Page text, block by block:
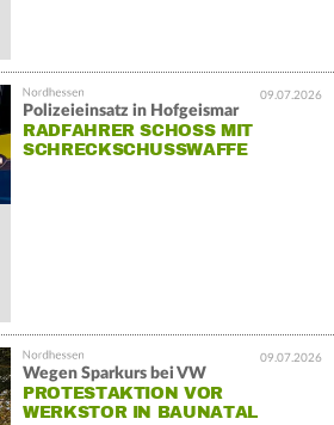
09.07.2026
Polizeieinsatz in Hofgeismar
RADFAHRER SCHOSS MIT
SCHRECKSCHUSSWAFFE
09.07.2026
Wegen Sparkurs bei VW
PROTESTAKTION VOR
WERKSTOR IN BAUNATAL